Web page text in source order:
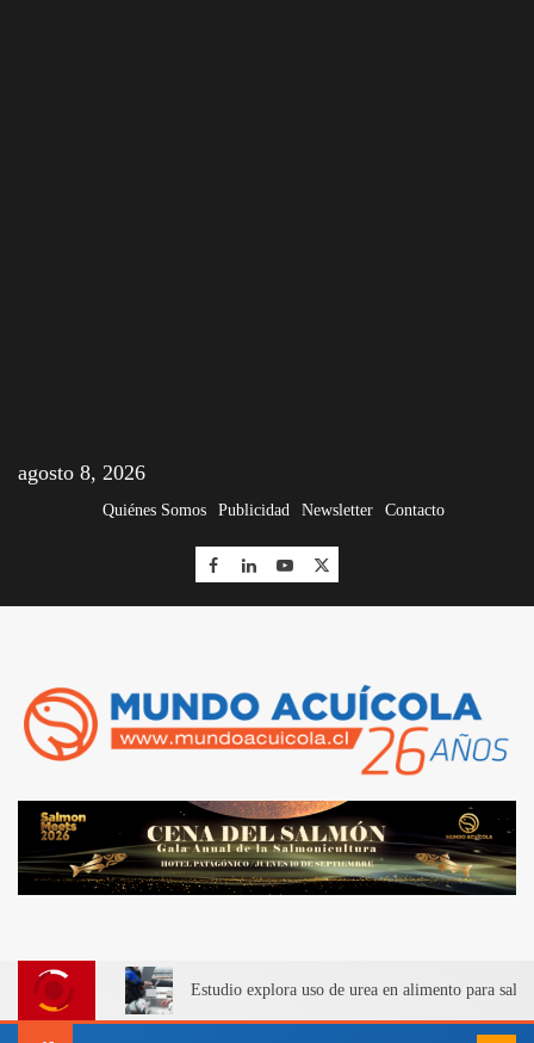
agosto 8, 2026
Quiénes Somos Publicidad Newsletter Contacto
Estudio explora uso de urea en alimento para